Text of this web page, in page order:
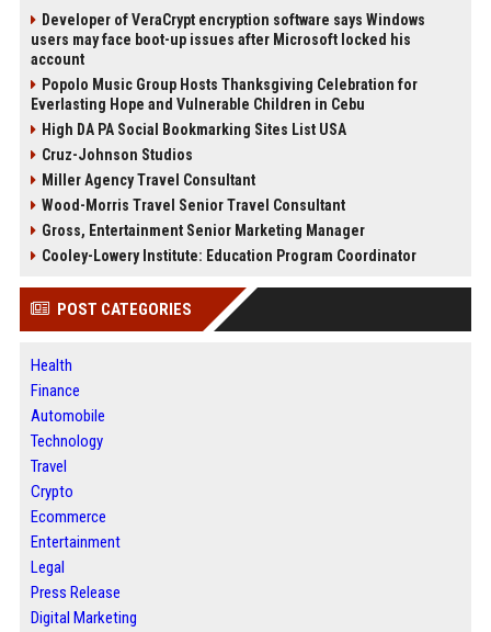
Developer of VeraCrypt encryption software says Windows
users may face boot-up issues after Microsoft locked his
account
Popolo Music Group Hosts Thanksgiving Celebration for
Everlasting Hope and Vulnerable Children in Cebu
High DA PA Social Bookmarking Sites List USA
Cruz-Johnson Studios
Miller Agency Travel Consultant
Wood-Morris Travel Senior Travel Consultant
Gross, Entertainment Senior Marketing Manager
Cooley-Lowery Institute: Education Program Coordinator
POST CATEGORIES
Health
Finance
Automobile
Technology
Travel
Crypto
Ecommerce
Entertainment
Legal
Press Release
Digital Marketing